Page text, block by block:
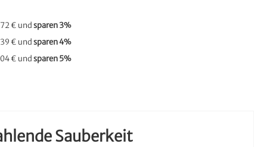
€ undsparen3%
€ undsparen4%
€ undsparen5%
Sauberkeit